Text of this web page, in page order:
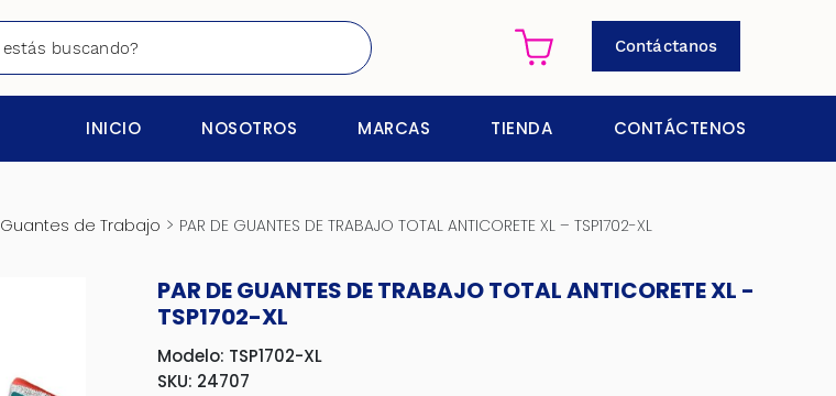
Contáctanos
INICIO NOSOTROS MARCAS TIENDA CONTÁCTENOS
Guantes de Trabajo > PAR DE GUANTES DE TRABAJO TOTAL ANTICORETE XL – TSP1702-XL
PAR DE GUANTES DE TRABAJO TOTAL ANTICORETE XL -
TSP1702-XL
Modelo: TSP1702-XL
SKU: 24707